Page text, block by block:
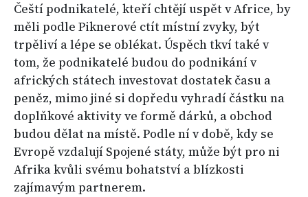
Čeští podnikatelé, kteří chtějí uspět v Africe, by
měli podle Piknerové ctít místní zvyky, být
trpěliví a lépe se oblékat. Úspěch tkví také v
tom, že podnikatelé budou do podnikání v
afrických státech investovat dostatek času a
peněz, mimo jiné si dopředu vyhradí částku na
doplňkové aktivity ve formě dárků, a obchod
budou dělat na místě. Podle ní v době, kdy se
Evropě vzdalují Spojené státy, může být pro ni
Afrika kvůli svému bohatství a blízkosti
zajímavým partnerem.